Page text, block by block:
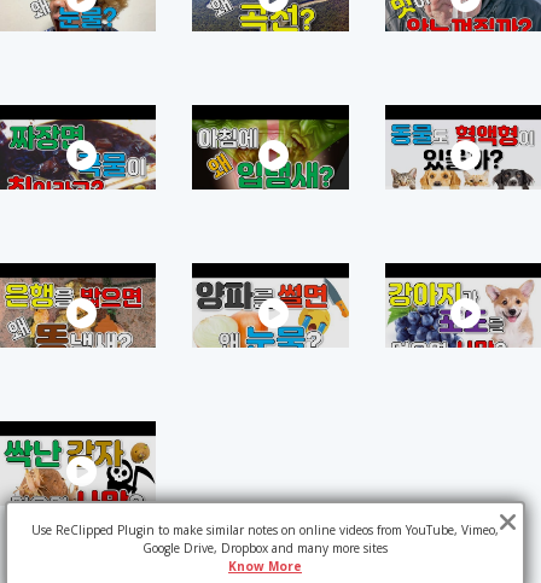
Use ReClipped Plugin to make similar notes on online videos from YouTube, Vimeo,
Google Drive, Dropbox and many more sites
Know More